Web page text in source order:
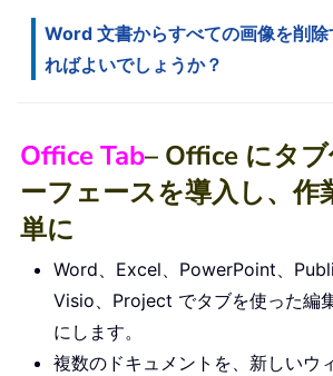
Word 文書からすべての画像を削
ればよいでしょうか？
Office Tab– Office にタ
ーフェースを導入し、作
単に
Word、Excel、PowerPoint、
Visio、Project でタブを使った編
にします。
複数のドキュメントを、新しいウ